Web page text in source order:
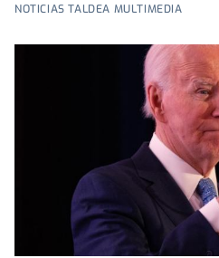
NOTICIAS TALDEA MULTIMEDIA